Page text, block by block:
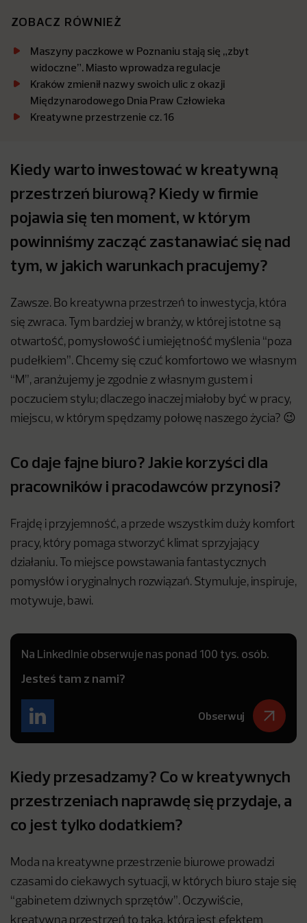
ZOBACZ RÓWNIEŻ
Maszyny paczkowe w Poznaniu stają się „zbyt
widoczne”. Miasto wprowadza regulacje
Kraków zmienił nazwy swoich ulic z okazji
Międzynarodowego Dnia Praw Człowieka
Kreatywne przestrzenie cz. 16
Kiedy warto inwestować w kreatywną
przestrzeń biurową? Kiedy w firmie
pojawia się ten moment, w którym
powinniśmy zacząć zastanawiać się nad
tym, w jakich warunkach pracujemy?
Zawsze. Bo kreatywna przestrzeń to inwestycja, która
się zwraca. Tym bardziej w branży, w której istotne są
otwartość, pomysłowość i umiejętność myślenia “poza
pudełkiem”. Chcemy się czuć komfortowo we własnym
“M”, aranżujemy je zgodnie z własnym gustem i
poczuciem stylu; dlaczego inaczej miałoby być w pracy,
miejscu, w którym spędzamy połowę naszego życia? 😉
Co daje fajne biuro? Jakie korzyści dla
pracowników i pracodawców przynosi?
Frajdę i przyjemność, a przede wszystkim duży komfort
pracy, który pomaga stworzyć klimat sprzyjający
działaniu. To miejsce powstawania fantastycznych
pomysłów i oryginalnych rozwiązań. Stymuluje, inspiruje,
motywuje, bawi.
Na LinkedInie obserwuje nas ponad 100 tys. osób.
Jesteś tam z nami?
Obserwuj
Kiedy przesadzamy? Co w kreatywnych
przestrzeniach naprawdę się przydaje, a
co jest tylko dodatkiem?
Moda na kreatywne przestrzenie biurowe prowadzi
czasami do ciekawych sytuacji, w których biuro staje się
“gabinetem dziwnych sprzętów”. Oczywiście,
kreatywna przestrzeń to taka, która jest efektem